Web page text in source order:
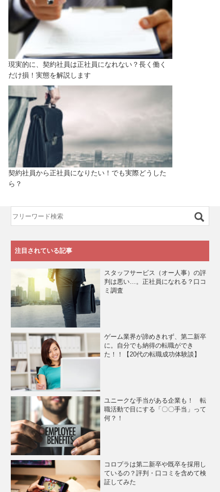
現実的に、契約社員は正社員になれない？長く働く
だけ損！実態を解説します
契約社員から正社員になりたい！でも実際どうした
ら？
注目されている記事
スタッフサービス（オー人事）の評
判は悪い…。正社員になれる？口コ
ミ調査
ゲーム業界が諦めきれず、第二新卒
に。自分でも納得の転職ができ
た！！【20代の転職成功体験談】
ユニークな手当がある企業も！ 転
職活動で目にする「〇〇手当」って
何？！
コロプラは第二新卒や既卒を採用し
ているの？評判・口コミを含めて検
証してみた